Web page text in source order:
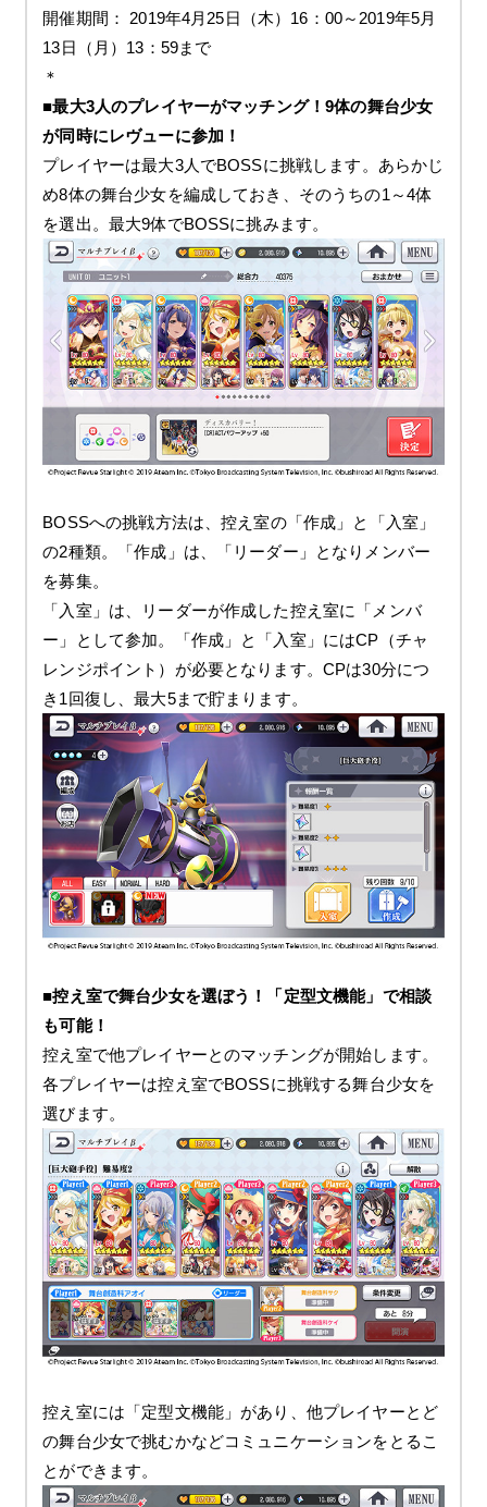
開催期間： 2019年4月25日（木）16：00～2019年5月
13日（月）13：59まで
＊
■最大3人のプレイヤーがマッチング！9体の舞台少女
が同時にレヴューに参加！
プレイヤーは最大3人でBOSSに挑戦します。あらかじ
め8体の舞台少女を編成しておき、そのうちの1～4体
を選出。最大9体でBOSSに挑みます。
BOSSへの挑戦方法は、控え室の「作成」と「入室」
の2種類。「作成」は、「リーダー」となりメンバー
を募集。
「入室」は、リーダーが作成した控え室に「メンバ
ー」として参加。「作成」と「入室」にはCP（チャ
レンジポイント）が必要となります。CPは30分につ
き1回復し、最大5まで貯まります。
■控え室で舞台少女を選ぼう！「定型文機能」で相談
も可能！
控え室で他プレイヤーとのマッチングが開始します。
各プレイヤーは控え室でBOSSに挑戦する舞台少女を
選びます。
控え室には「定型文機能」があり、他プレイヤーとど
の舞台少女で挑むかなどコミュニケーションをとるこ
とができます。